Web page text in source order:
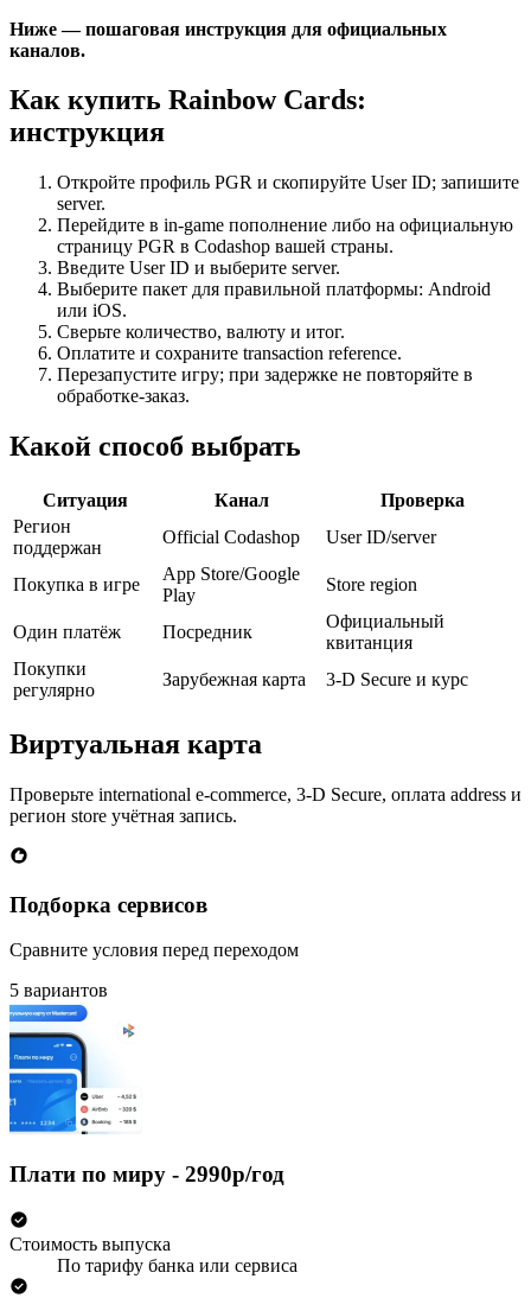
Ниже — пошаговая инструкция для официальных
каналов.
Как купить Rainbow Cards:
инструкция
Откройте профиль PGR и скопируйте User ID; запишите
server.
Перейдите в in-game пополнение либо на официальную
страницу PGR в Codashop вашей страны.
Введите User ID и выберите server.
Выберите пакет для правильной платформы: Android
или iOS.
Сверьте количество, валюту и итог.
Оплатите и сохраните transaction reference.
Перезапустите игру; при задержке не повторяйте в
обработке-заказ.
Какой способ выбрать
Ситуация Канал
Проверка
Регион
поддержан
Official Codashop User ID/server
Покупка в игре
App Store/Google
Play
Store region
Один платёж Посредник
Официальный
квитанция
Покупки
регулярно
Зарубежная карта 3-D Secure и курс
Виртуальная карта
Проверьте international e-commerce, 3-D Secure, оплата address и
регион store учётная запись.
Подборка сервисов
Сравните условия перед переходом
5 вариантов
Плати по миру - 2990р/год
Стоимость выпуска
По тарифу банка или сервиса